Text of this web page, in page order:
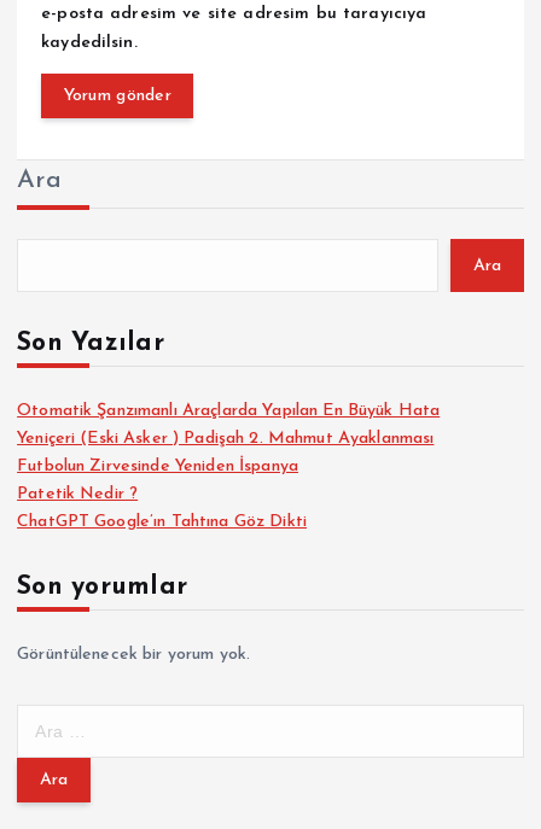
e-posta adresim ve site adresim bu tarayıcıya
kaydedilsin.
Ara
Ara
Son Yazılar
Otomatik Şanzımanlı Araçlarda Yapılan En Büyük Hata
Yeniçeri (Eski Asker ) Padişah 2. Mahmut Ayaklanması
Futbolun Zirvesinde Yeniden İspanya
Patetik Nedir ?
ChatGPT Google’ın Tahtına Göz Dikti
Son yorumlar
Görüntülenecek bir yorum yok.
m